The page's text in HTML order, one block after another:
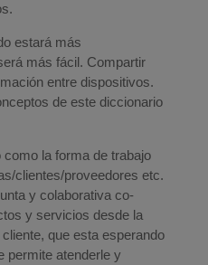
estará más
más fácil. Compartir
entre dispositivos.
de este diccionario
como la forma de trabajo
clientes/proveedores etc.
y colaborativa co-
y servicios desde la
que esta esperando
permite atenderle y